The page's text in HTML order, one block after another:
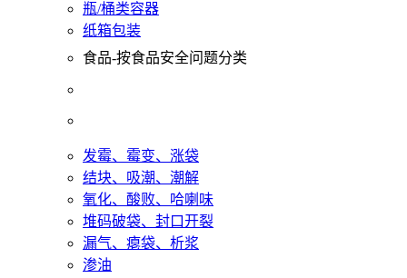
瓶/桶类容器
纸箱包装
食品-按食品安全问题分类
发霉、霉变、涨袋
结块、吸潮、潮解
氧化、酸败、哈喇味
堆码破袋、封口开裂
漏气、瘪袋、析浆
渗油